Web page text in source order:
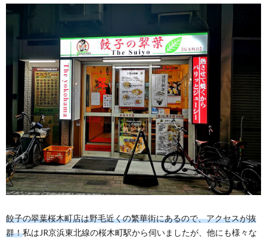
餃子の翠葉桜木町店は野毛近くの繁華街にあるので、アクセスが抜
群！私はJR京浜東北線の桜木町駅から伺いましたが、他にも様々な